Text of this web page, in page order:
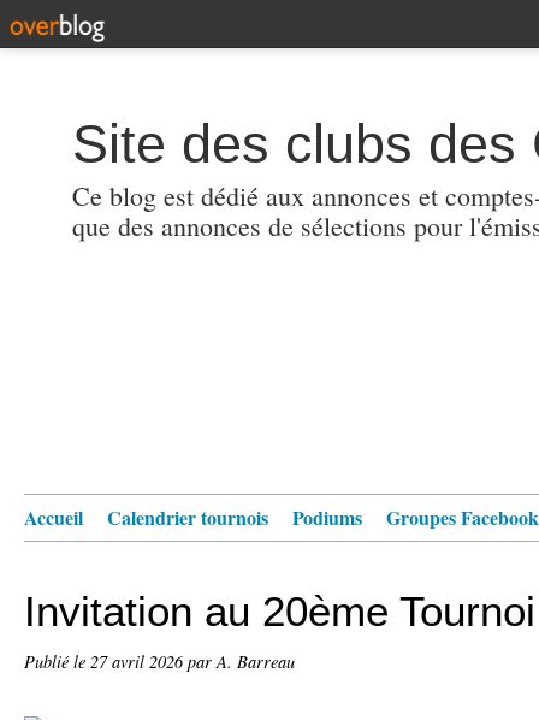
Site des clubs
Ce blog est dédié aux annonces et
que des annonces de sélections pour
Accueil Calendrier tournois Podiums Groupes Facebook
Invitation au 20ème
Publié le 27 avril 2026par A. Barreau